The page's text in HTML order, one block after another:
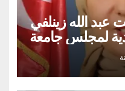
عبد الله زينلفي
لمجلس جامعة